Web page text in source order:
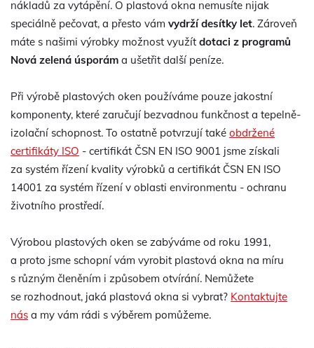
nákladů za vytápění. O plastová okna nemusíte nijak
speciálně pečovat, a přesto vám vydrží desítky let. Zároveň
máte s našimi výrobky možnost využít dotaci z programů
Nová zelená úsporám a ušetřit další peníze.
Při výrobě plastových oken používáme pouze jakostní
komponenty, které zaručují bezvadnou funkčnost a tepelně-
izolační schopnost. To ostatně potvrzují také obdržené
certifikáty ISO - certifikát ČSN EN ISO 9001 jsme získali
za systém řízení kvality výrobků a certifikát ČSN EN ISO
14001 za systém řízení v oblasti environmentu - ochranu
životního prostředí.
Výrobou plastových oken se zabýváme od roku 1991,
a proto jsme schopní vám vyrobit plastová okna na míru
s různým členěním i způsobem otvírání. Nemůžete
se rozhodnout, jaká plastová okna si vybrat? Kontaktujte
nás a my vám rádi s výběrem pomůžeme.